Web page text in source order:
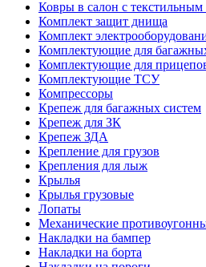
Ковры в салон с текстильным
Комплект защит днища
Комплект
Комплектующие для
Комплектующие для
Комплектующие ТСУ
Компрессоры
Крепеж для багажных систем
Крепеж для ЗК
Крепеж ЗДА
Крепление для грузов
Крепления для лыж
Крылья
Крылья грузовые
Лопаты
Механические
Накладки на бампер
Накладки на борта